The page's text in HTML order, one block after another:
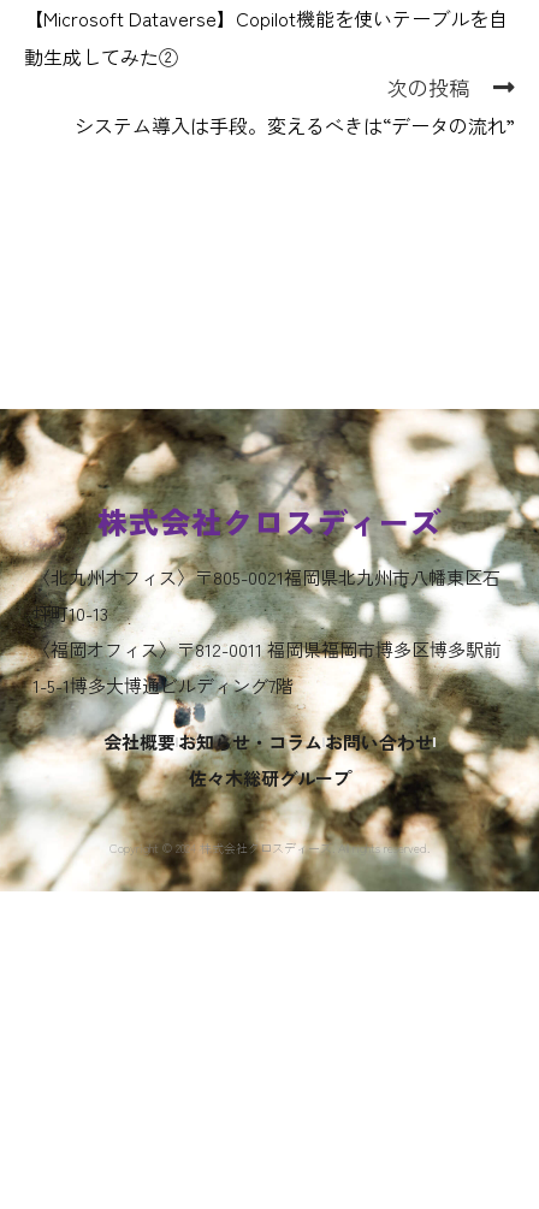
【Microsoft Dataverse】Copilot機能を使いテーブルを自
動生成してみた②
次の投稿
システム導入は手段。変えるべきは“データの流れ”
株式会社クロスディーズ
〈北九州オフィス〉〒805-0021福岡県北九州市八幡東区石
坪町10-13
〈福岡オフィス〉〒812-0011 福岡県福岡市博多区博多駅前
1-5-1博多大博通ビルディング7階
会社概要お知らせ・コラムお問い合わせ
佐々木総研グループ
Copyright ©︎ 2024 株式会社クロスディーズ. All rights reserved.